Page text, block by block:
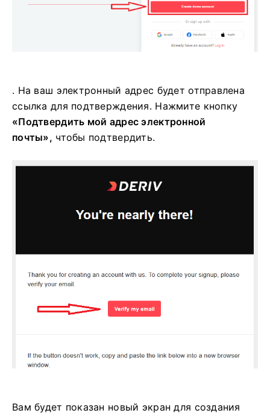
. На ваш электронный адрес будет отправлена ​​
ссылка для подтверждения. Нажмите кнопку
«Подтвердить мой адрес электронной
почты», чтобы подтвердить.
Вам будет показан новый экран для создания